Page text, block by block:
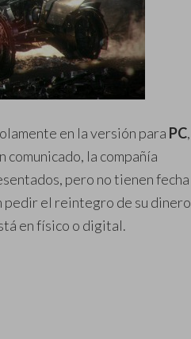
en la versión para PC,
comunicado, la compañía
pero no tienen fecha
pedir el reintegro de su dinero
en físico o digital.